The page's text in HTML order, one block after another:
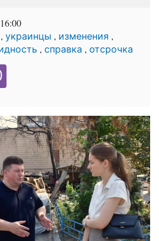
, украинцы , изменения ,
, справка , отсрочка